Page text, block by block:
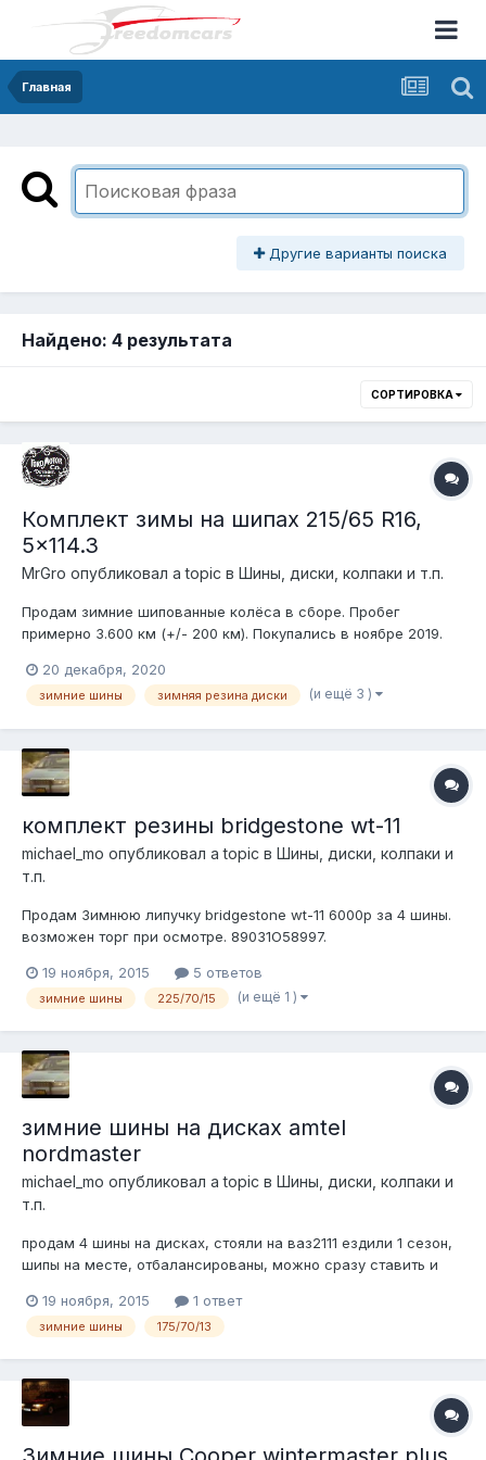
Главная
Другие варианты поиска
Найдено: 4 результата
СОРТИРОВКА
Комплект зимы на шипах 215/65 R16,
5x114.3
MrGro опубликовал a topic в Шины, диски, колпаки и т.п.
Продам зимние шипованные колёса в сборе. Пробег
примерно 3.600 км (+/- 200 км). Покупались в ноябре 2019.
Параметры дисков: ORW 5х114,3 7xR16 d84 ET0 Стояли на
Lincoln Town Car. Цена 25.000₽ 8-926-028-14-18 Антон
20 декабря, 2020
зимние шины зимняя резина диски (и ещё 3 )
комплект резины bridgestone wt-11
michael_mo опубликовал a topic в Шины, диски, колпаки и
т.п.
Продам Зимнюю липучку bridgestone wt-11 6000р за 4 шины.
возможен торг при осмотре. 89031О58997.
19 ноября, 2015 5 ответов
зимние шины 225/70/15 (и ещё 1 )
зимние шины на дисках amtel
nordmaster
michael_mo опубликовал a topic в Шины, диски, колпаки и
т.п.
продам 4 шины на дисках, стояли на ваз2111 ездили 1 сезон,
шипы на месте, отбалансированы, можно сразу ставить и
19 ноября, 2015
1 ответ
зимние шины 175/70/13